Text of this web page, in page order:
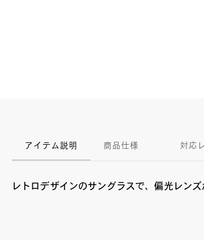
アイテム説明 商品仕様 対応
レトロデザインのサングラスで、偏光レン